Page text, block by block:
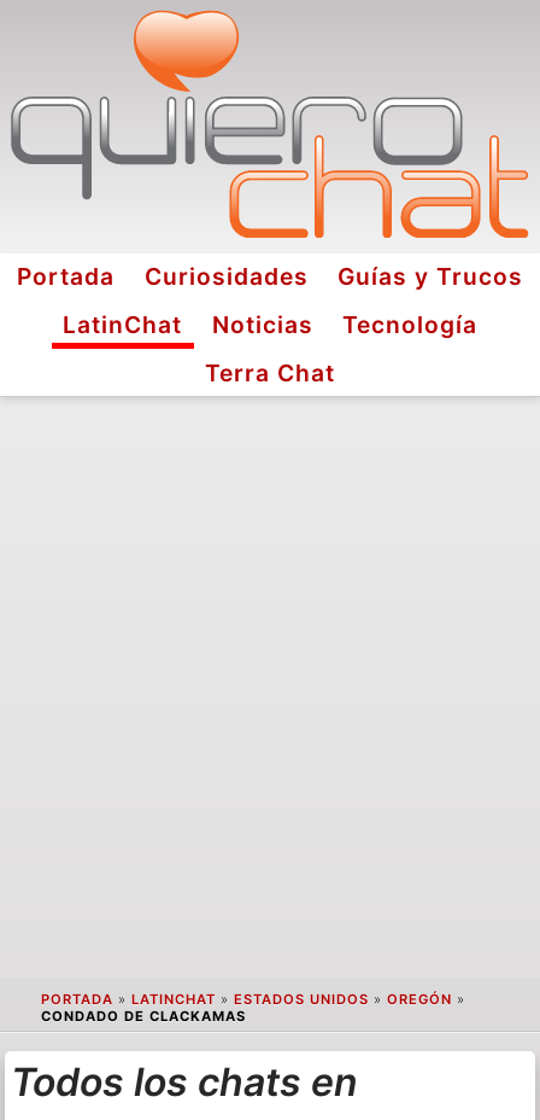
Portada Curiosidades
Guías y Trucos
LatinChat
Noticias
Tecnología
Terra Chat
PORTADA » LATINCHAT » ESTADOS UNIDOS » OREGÓN »
CONDADO DE CLACKAMAS
Todos los chats en